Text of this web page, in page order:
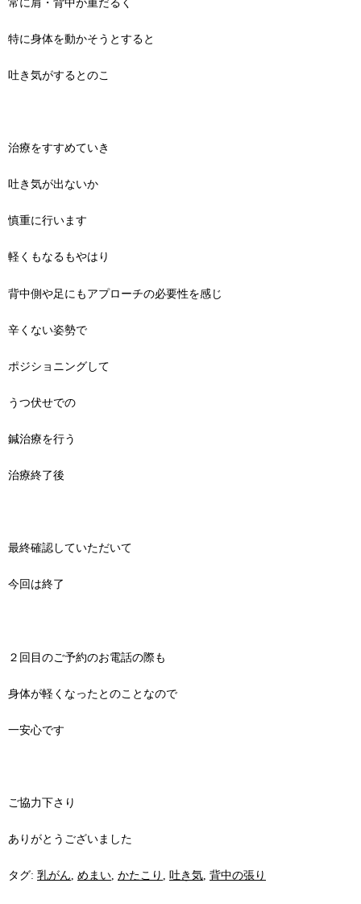
常に肩・背中が重だるく
特に身体を動かそうとすると
吐き気がするとのこ
治療をすすめていき
吐き気が出ないか
慎重に行います
軽くもなるもやはり
背中側や足にもアプローチの必要性を感じ
辛くない姿勢で
ポジショニングして
うつ伏せでの
鍼治療を行う
治療終了後
最終確認していただいて
今回は終了
２回目のご予約のお電話の際も
身体が軽くなったとのことなので
一安心です
ご協力下さり
ありがとうございました
タグ: 乳がん, めまい, かたこり , 吐き気, 背中の張り